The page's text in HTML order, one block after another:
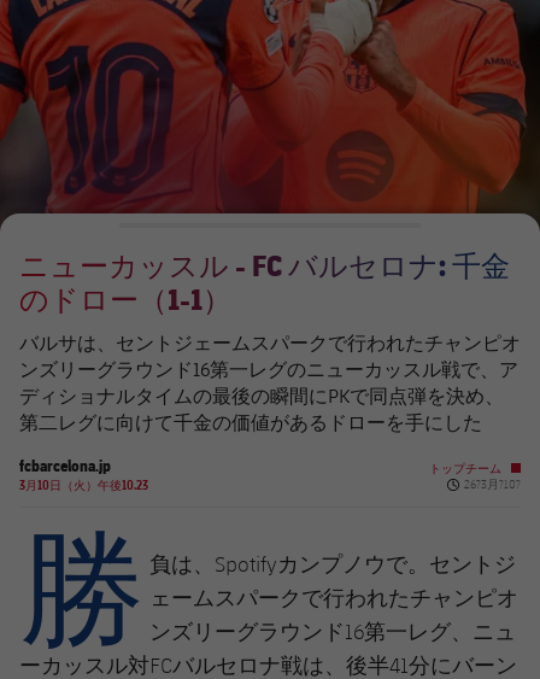
会長
レジェンド
監督
plusicon
label.aria.plus
プレスパス
Facilities
チケット
結果
順位表
スケジュール
チケット
結果
順位表
PLUSICON
LABEL.ARIA.PLUS
トップチーム
plusicon
label.aria.plus
スケジュール
チケット
結果
順位表
PLUSICON
LABEL.ARIA.PLUS
トップチーム
スケジュール
チケット
結果
順位表
PLUSICON
LABEL.ARIA.PLUS
トップチーム
plusicon
label.aria.plus
スケジュール
チケット
結果
順位表
PLUSICON
LABEL.ARIA.PLUS
トップチーム
plusicon
label.aria.plus
スケジュール
チケット
結果
ニューカッスル - FC バルセロナ: 千金
のドロー（1-1）
バルサは、セントジェームスパークで行われたチャンピオ
ンズリーグラウンド16第一レグのニューカッスル戦で、ア
ディショナルタイムの最後の瞬間にPKで同点弾を決め、
第二レグに向けて千金の価値があるドローを手にした
fcbarcelona.jp
3月10日（火）午後10.23
トップチーム
Published
26?3月?10?
勝 負は、Spotifyカンプノウで。セントジ
ェームスパークで行われたチャンピオ
ンズリーグラウンド16第一レグ、ニュ
ーカッスル対FCバルセロナ戦は、後半41分にバーン